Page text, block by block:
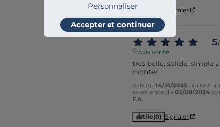
Personnaliser
Accepter et continuer
Signaler
5/
Avis vérifié
tres belle, solide, simple a
monter
Avis du 14/01/2025
, suite à
expérience du 02/09/2024
F.A.
Utile(0) Signaler